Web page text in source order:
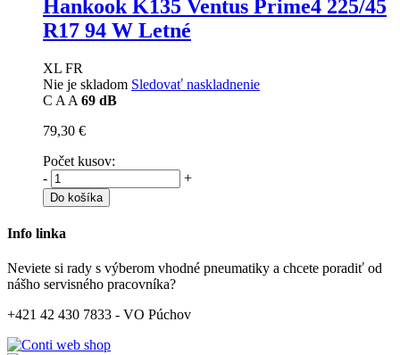
Hankook K135 Ventus Prime4 225/45
R17 94 W Letné
XL FR
Nie je skladom Sledovať naskladnenie
C A A 69 dB
79,30 €
Počet kusov:
-
+
Do košíka
Info linka
Neviete si rady s výberom vhodné pneumatiky a chcete poradiť od
nášho servisného pracovníka?
+421 42 430 7833 - VO Púchov